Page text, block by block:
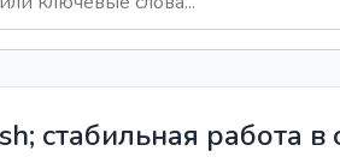
стабильная работа